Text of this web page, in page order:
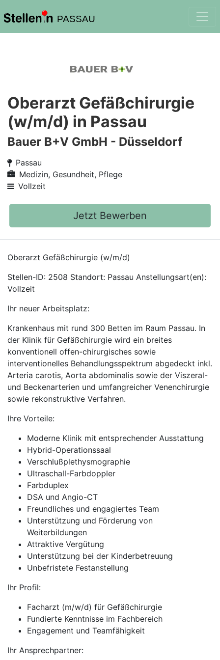
PASSAU
Oberarzt Gefäßchirurgie
(w/m/d) in Passau
Bauer B+V GmbH - Düsseldorf
Passau
Medizin, Gesundheit, Pflege
Vollzeit
Jetzt Bewerben
Oberarzt Gefäßchirurgie (w/m/d)
Stellen-ID: 2508 Standort: Passau Anstellungsart(en):
Vollzeit
Ihr neuer Arbeitsplatz:
Krankenhaus mit rund 300 Betten im Raum Passau. In
der Klinik für Gefäßchirurgie wird ein breites
konventionell offen-chirurgisches sowie
interventionelles Behandlungsspektrum abgedeckt inkl.
Arteria carotis, Aorta abdominalis sowie der Viszeral-
und Beckenarterien und umfangreicher Venenchirurgie
sowie rekonstruktive Verfahren.
Ihre Vorteile:
Moderne Klinik mit entsprechender Ausstattung
Hybrid-Operationssaal
Verschlußplethysmographie
Ultraschall-Farbdoppler
Farbduplex
DSA und Angio-CT
Freundliches und engagiertes Team
Unterstützung und Förderung von
Weiterbildungen
Attraktive Vergütung
Unterstützung bei der Kinderbetreuung
Unbefristete Festanstellung
Ihr Profil:
Facharzt (m/w/d) für Gefäßchirurgie
Fundierte Kenntnisse im Fachbereich
Engagement und Teamfähigkeit
Ihr Ansprechpartner: